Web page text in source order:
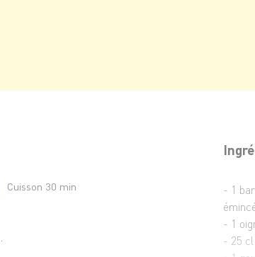
- 1
- 1
- 25
Cuisson 30 min